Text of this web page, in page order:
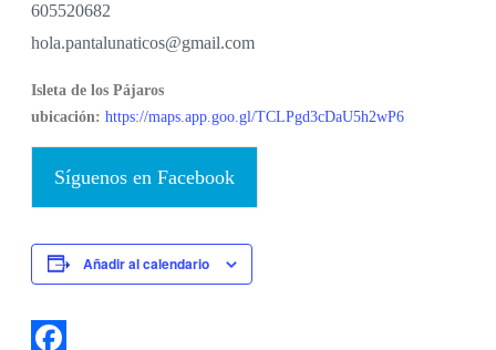
605520682
hola.pantalunaticos@gmail.com
Isleta de los Pájaros
ubicación: https://maps.app.goo.gl/TCLPgd3cDaU5h2wP6
Síguenos en Facebook
Añadir al calendario